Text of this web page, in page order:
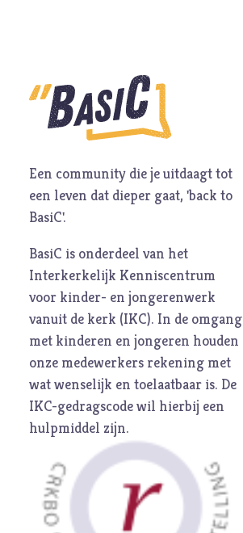
Een community die je uitdaagt tot
een leven dat dieper gaat, 'back to
BasiC'.
BasiC is onderdeel van het
Interkerkelijk Kenniscentrum
voor kinder- en jongerenwerk
vanuit de kerk (IKC). In de omgang
met kinderen en jongeren houden
onze medewerkers rekening met
wat wenselijk en toelaatbaar is. De
IKC-gedragscodewil hierbij een
hulpmiddel zijn.